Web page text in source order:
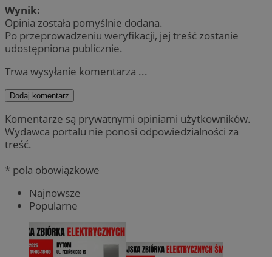
Wynik:
Opinia została pomyślnie dodana.
Po przeprowadzeniu weryfikacji, jej treść zostanie
udostępniona publicznie.
Trwa wysyłanie komentarza ...
Dodaj komentarz
Komentarze są prywatnymi opiniami użytkowników.
Wydawca portalu nie ponosi odpowiedzialności za
treść.
* pola obowiązkowe
Najnowsze
Popularne